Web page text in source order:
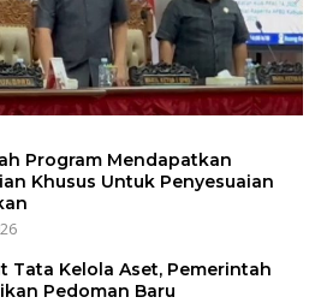
Program Mendapatkan
Khusus Untuk Penyesuaian
Tata Kelola Aset, Pemerintah
Pedoman Baru